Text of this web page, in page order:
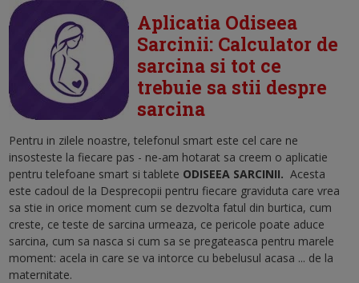
Aplicatia Odiseea
Sarcinii: Calculator de
sarcina si tot ce
trebuie sa stii despre
sarcina
Pentru in zilele noastre, telefonul smart este cel care ne
insosteste la fiecare pas - ne-am hotarat sa creem o aplicatie
pentru telefoane smart si tablete ODISEEA SARCINII. Acesta
este cadoul de la Desprecopii pentru fiecare graviduta care vrea
sa stie in orice moment cum se dezvolta fatul din burtica, cum
creste, ce teste de sarcina urmeaza, ce pericole poate aduce
sarcina, cum sa nasca si cum sa se pregateasca pentru marele
moment: acela in care se va intorce cu bebelusul acasa ... de la
maternitate.